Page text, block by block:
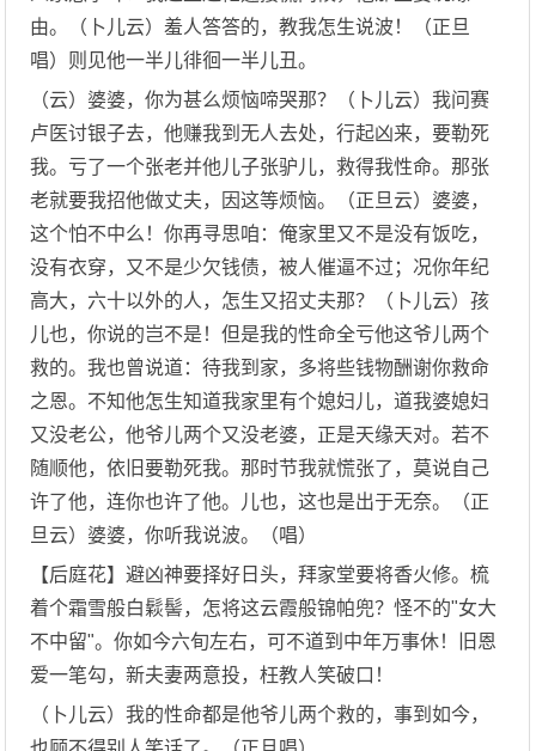
由。（卜儿云）羞人答答的，教我怎生说波！（正旦
唱）则见他一半儿徘徊一半儿丑。
（云）婆婆，你为甚么烦恼啼哭那？（卜儿云）我问赛
卢医讨银子去，他赚我到无人去处，行起凶来，要勒死
我。亏了一个张老并他儿子张驴儿，救得我性命。那张
老就要我招他做丈夫，因这等烦恼。（正旦云）婆婆，
这个怕不中么！你再寻思咱：俺家里又不是没有饭吃，
没有衣穿，又不是少欠钱债，被人催逼不过；况你年纪
高大，六十以外的人，怎生又招丈夫那？（卜儿云）孩
儿也，你说的岂不是！但是我的性命全亏他这爷儿两个
救的。我也曾说道：待我到家，多将些钱物酬谢你救命
之恩。不知他怎生知道我家里有个媳妇儿，道我婆媳妇
又没老公，他爷儿两个又没老婆，正是天缘天对。若不
随顺他，依旧要勒死我。那时节我就慌张了，莫说自己
许了他，连你也许了他。儿也，这也是出于无奈。（正
旦云）婆婆，你听我说波。（唱）
【后庭花】避凶神要择好日头，拜家堂要将香火修。梳
着个霜雪般白鬏髻，怎将这云霞般锦帕兜？怪不的"女大
不中留"。你如今六旬左右，可不道到中年万事休！旧恩
爱一笔勾，新夫妻两意投，枉教人笑破口！
（卜儿云）我的性命都是他爷儿两个救的，事到如今，